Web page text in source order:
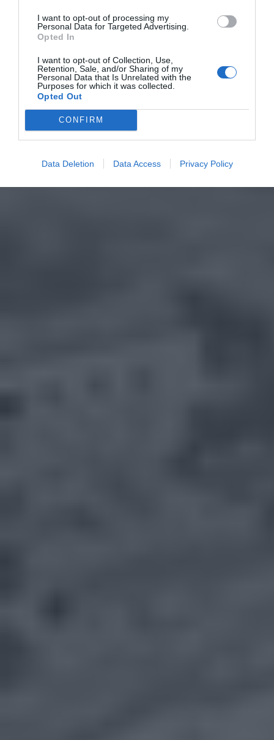
I want to opt-out of processing my
Personal Data for Targeted Advertising.
Opted In
I want to opt-out of Collection, Use,
Retention, Sale, and/or Sharing of my
Personal Data that Is Unrelated with the
Purposes for which it was collected.
Opted Out
CONFIRM
Data Deletion Data Access Privacy Policy